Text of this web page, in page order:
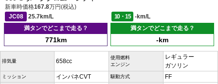
新車時価格167.8万円(税込)
JC08
25.7km/L 10・15
-km/L
満タンでどこまで走る？
771km
満タンでどこまで走る？
-km
排気量 658cc
使用燃料
エンジン
レギュラー
ガソリン
ミッション インパネCVT 駆動方式 FF